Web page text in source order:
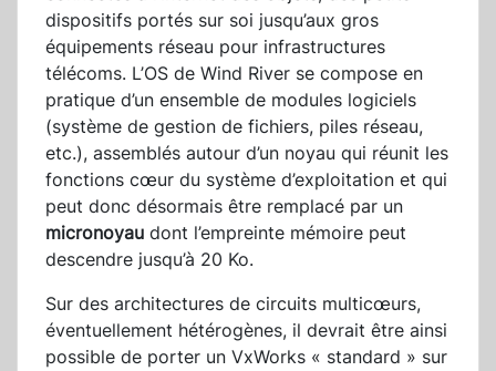
dispositifs portés sur soi jusqu’aux gros
équipements réseau pour infrastructures
télécoms. L’OS de Wind River se compose en
pratique d’un ensemble de modules logiciels
(système de gestion de fichiers, piles réseau,
etc.), assemblés autour d’un noyau qui réunit les
fonctions cœur du système d’exploitation et qui
peut donc désormais être remplacé par un
micronoyau dont l’empreinte mémoire peut
descendre jusqu’à 20 Ko.
Sur des architectures de circuits multicœurs,
éventuellement hétérogènes, il devrait être ainsi
possible de porter un VxWorks « standard » sur